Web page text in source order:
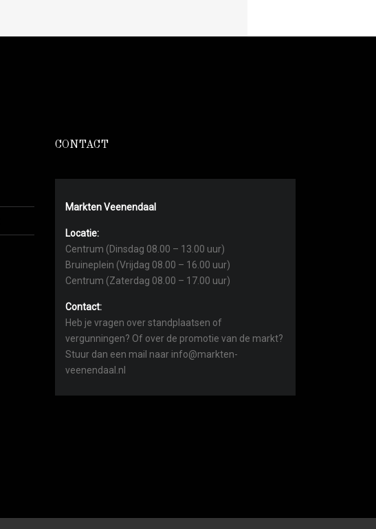
CONTACT
Markten Veenendaal
Locatie:
Centrum (Dinsdag 08.00 – 13.00 uur)
Bruineplein (Vrijdag 08.00 – 16.00 uur)
Centrum (Zaterdag 08.00 – 17.00 uur)
Contact:
Heb je vragen over standplaatsen of
vergunningen? Of over de promotie van de markt?
Stuur dan een mail naar info@markten-
veenendaal.nl